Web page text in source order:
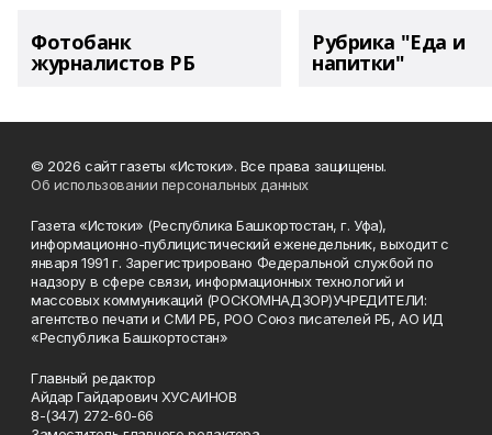
Фотобанк
журналистов РБ
Рубрика "Еда и
напитки"
© 2026 сайт газеты «Истоки». Все права защищены.
Об использовании персональных данных
Газета «Истоки» (Республика Башкортостан, г. Уфа),
информационно-публицистический еженедельник, выходит с
января 1991 г. Зарегистрировано Федеральной службой по
надзору в сфере связи, информационных технологий и
массовых коммуникаций (РОСКОМНАДЗОР)УЧРЕДИТЕЛИ:
агентство печати и СМИ РБ, РОО Союз писателей РБ, АО ИД
«Республика Башкортостан»
Главный редактор
Айдар Гайдарович ХУСАИНОВ
8-(347) 272-60-66